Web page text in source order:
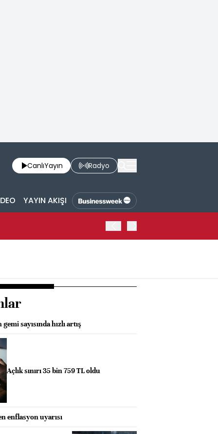
CanlıYayın Radyo
YAYIN AKIŞI
sayısında hızlı artış
Açlık sınırı 35 bin 759 TL oldu
enflasyon uyarısı